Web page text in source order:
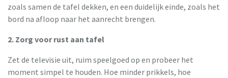
zoals samen de tafel dekken, en een duidelijk einde, zoals het
bord na afloop naar het aanrecht brengen.
2. Zorg voor rust aan tafel
Zet de televisie uit, ruim speelgoed op en probeer het
moment simpel te houden. Hoe minder prikkels, hoe